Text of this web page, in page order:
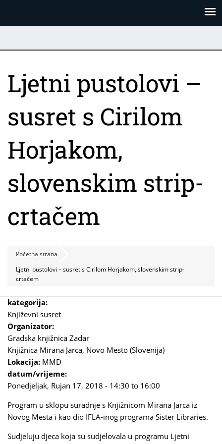
Ljetni pustolovi –
susret s Cirilom
Horjakom,
slovenskim strip-
crtačem
Početna strana
Ljetni pustolovi – susret s Cirilom Horjakom, slovenskim strip-
crtačem
kategorija:
Književni susret
Organizator:
Gradska knjižnica Zadar
Knjižnica Mirana Jarca, Novo Mesto (Slovenija)
Lokacija: MMD
datum/vrijeme:
Ponedjeljak, Rujan 17, 2018 - 14:30 to 16:00
Program u sklopu suradnje s Knjižnicom Mirana Jarca iz
Novog Mesta i kao dio IFLA-inog programa Sister Libraries.
Sudjeluju djeca koja su sudjelovala u programu Ljetni